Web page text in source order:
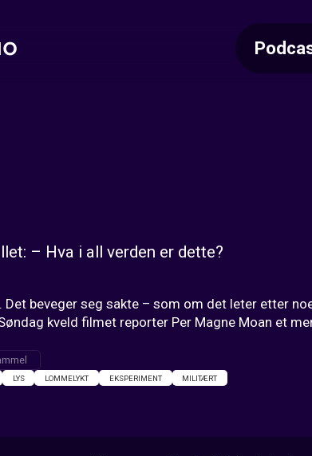
– Hva i all verden er dette?
Det beveger seg sakte – som om det leter etter
kveld filmet reporter Per Magne Moan et
LYS LOMMELYKT EKSPERIMENT MILITÆRT